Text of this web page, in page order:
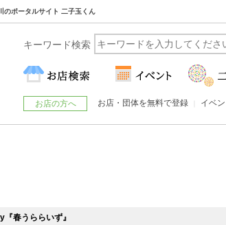
ポータルサイト 二子玉くん
春うららいず』
キーワード検索
お店の方へ お店・団体を無料で登録 イベ